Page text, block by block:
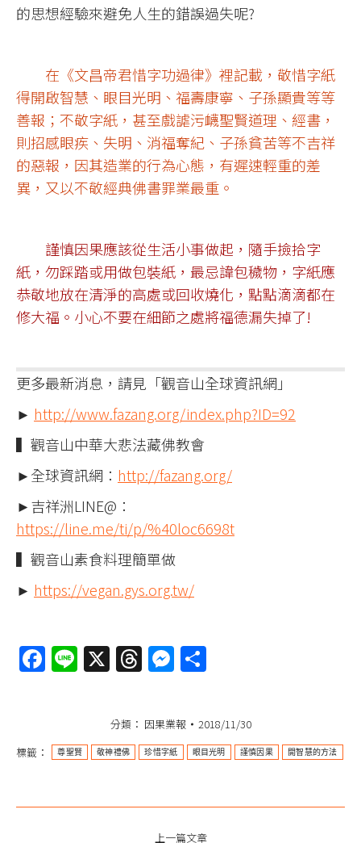
的思想經驗來避免人生的錯誤過失呢?
在《文昌帝君惜字功過律》裡記載，敬惜字紙
得開啟智慧、眼目光明、福壽康寧、子孫顯貴等等
善報；不敬字紙，甚至戲謔污衊聖賢道理、經書，
則招感眼疾、失明、消福奪紀、子孫貧苦等不吉祥
的惡報，因其造業的行為心態，有遲速輕重的差
異，又以不敬經典佛書罪業最重。
謹慎因果應該從生活小事做起，隨手撿拾字
紙，勿踩踏或用做包裝紙，最忌諱包穢物，字紙應
恭敬地放在清淨的高處或回收燒化，點點滴滴都在
修大福。小心不要在細節之處將福德漏失掉了!
更多最新消息，請見「觀音山全球資訊網」
► http://www.fazang.org/index.php?ID=92
▍觀音山中華大悲法藏佛教會
►全球資訊網： http://fazang.org/
►吉祥洲LINE@：
https://line.me/ti/p/%40loc6698t
▍觀音山素食料理簡單做
► https://vegan.gys.org.tw/
Facebook
Line
X Threads
Messenger
分類： 因果業報
2018/11/30
標籤：
尊聖賢 敬神禮佛 珍惜字紙 眼目光明 謹慎因果 開智慧的方法
上一篇文章